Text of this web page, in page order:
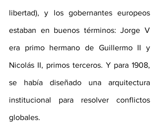
libertad), y los gobernantes europeos
estaban en buenos términos: Jorge V
era primo hermano de Guillermo II y
Nicolás II, primos terceros. Y para 1908,
se había diseñado una arquitectura
institucional para resolver conflictos
globales.